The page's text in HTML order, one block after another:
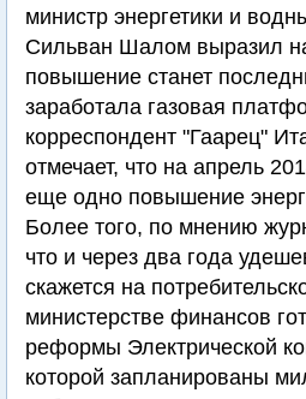
министр энергетики и
Сильван Шалом выразил
повышение станет
заработала газовая
корреспондент "Гаарец"
отмечает, что на апрель
еще одно повышение
Более того, по мнению
что и через два года
скажется на
министерстве финансов
реформы Электрической
которой запланированы